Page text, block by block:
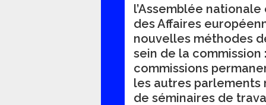
l’Assemblée
des Affaires
nouvelles méthodes
sein de la commission
commissions
les autres parlements
de séminaires de